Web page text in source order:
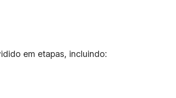
em etapas, incluindo: